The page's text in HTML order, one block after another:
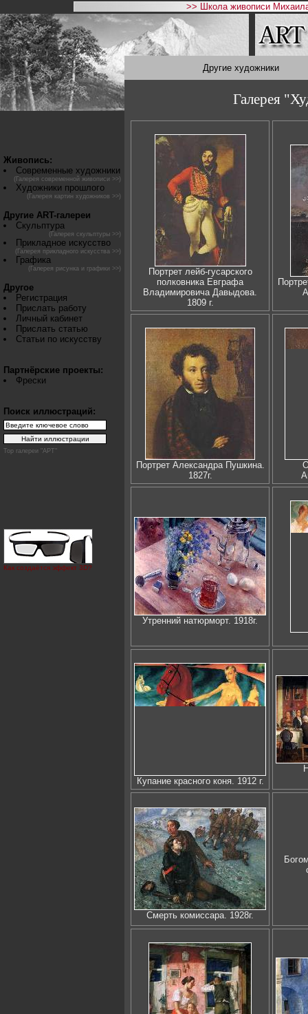
>> Школа живописи
Живопись:
Современные художники
(Галерея современной живописи >>)
Художники прошлого
(Галерея картин художников >>)
Другие ART-галереи
Скульптура
(Галерея скульптуры >>)
Прикладное искусство
(Галерея прикладного искусства >>)
Графика
(Галерея рисунка и графики >>)
Другое
Регистрация
Прислать работу
Личный кабинет
Прислать статью
Статьи по искусству
Партнёрские проекты:
Фрески
Поиск иллюстраций:
Top галереи "АРТ"
Как создаётся эффект 3D?
Другие художники
Галерея
Портрет лейб-гусарского
полковника Евграфа
Владимировича Давыдова.
1809 г.
Портрет Александра Пушкина.
1827г.
Утренний натюрморт. 1918г.
Купание красного коня. 1912 г.
Смерть комиссара. 1928г.